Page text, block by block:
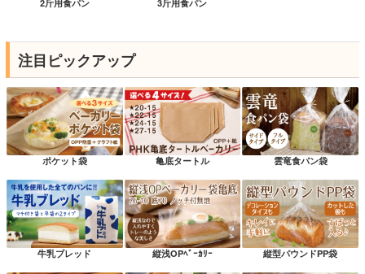
2斤用食パン 3斤用食パン
注目ピックアップ
ポケット袋 亀底タートル 雲竜食パン袋
牛乳ブレッド 縦浅OPﾍﾞｰｶﾘｰ 縦型パウンドPP袋